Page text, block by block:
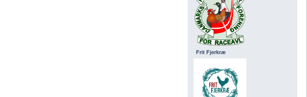
Frit Fjerkræ